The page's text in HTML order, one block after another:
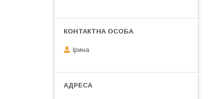
Ірина